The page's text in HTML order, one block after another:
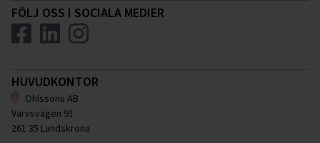
FÖLJ OSS I SOCIALA MEDIER
HUVUDKONTOR
Ohlssons AB
Varvsvägen 91
261 35 Landskrona